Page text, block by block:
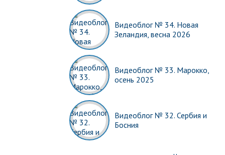
Видеоблог № 34. Новая
Зеландия, весна 2026
Видеоблог № 33. Марокко,
осень 2025
Видеоблог № 32. Сербия и
Босния